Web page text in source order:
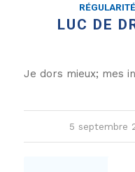
LUC DE
Je dors mieux; mes
5 septembre
/